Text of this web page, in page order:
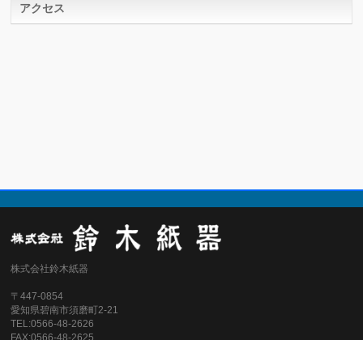
アクセス
株式会社鈴木紙器
〒447-0854
愛知県碧南市須磨町2-21
TEL:0566-48-2626
FAX:0566-48-2625